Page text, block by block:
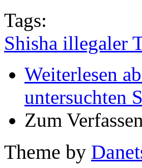
Tags:
Shisha illegaler
Weiterlesen
untersuchten
Zum
Theme by